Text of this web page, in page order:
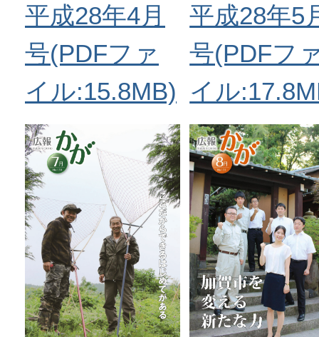
平成28年4月
号(PDFファ
イル:15.8MB)
平成28年5
号(PDFフ
イル